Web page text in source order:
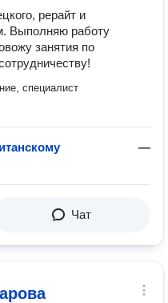
рерайт и
Выполняю работу
занятия по
специалист
—
Чат